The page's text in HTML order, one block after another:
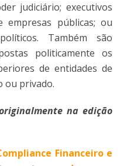
judiciário; executivos
empresas públicas; ou
Também são
politicamente os
de entidades de
ou privado.
na edição
Financeiro e